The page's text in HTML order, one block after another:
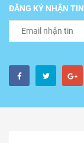
ĐĂNG KÝ NHẬN TIN